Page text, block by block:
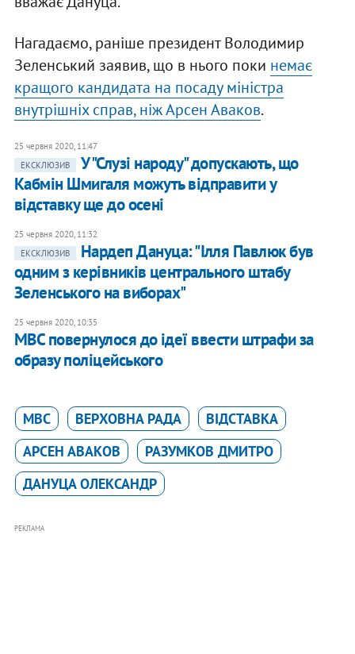
Нагадаємо, раніше президент Володимир
Зеленський заявив, що в нього поки немає
кращого кандидата на посаду міністра
внутрішніх справ, ніж Арсен Аваков.
25 червня 2020, 11:47
ЕКСКЛЮЗИВ
У "Слузі народу" допускають, що
Кабмін Шмигаля можуть відправити у
відставку ще до осені
25 червня 2020, 11:32
ЕКСКЛЮЗИВ
Нардеп Дануца: "Ілля Павлюк був
одним з керівників центрального штабу
Зеленського на виборах"
25 червня 2020, 10:35
МВС повернулося до ідеї ввести штрафи за
образу поліцейського
МВС ВЕРХОВНА РАДА
ВІДСТАВКА
АРСЕН АВАКОВ
РАЗУМКОВ ДМИТРО
ДАНУЦА ОЛЕКСАНДР
РЕКЛАМА